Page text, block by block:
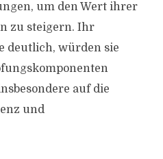
um den Wert ihrer
zu steigern. Ihr
deutlich, würden sie
auf die
und